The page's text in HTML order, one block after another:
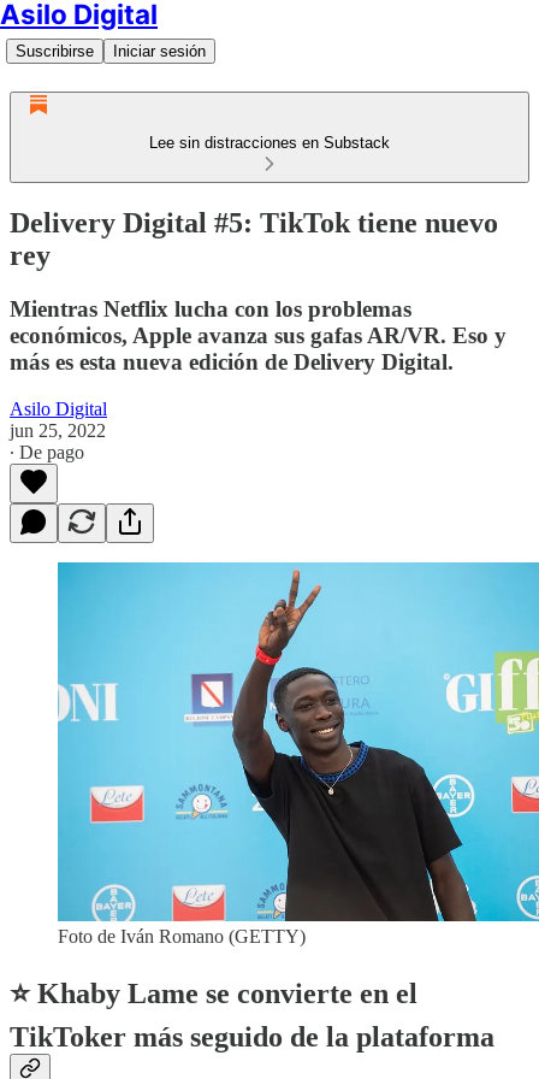
Asilo Digital
Suscribirse Iniciar sesión
Lee sin distracciones en Substack
Delivery Digital #5: TikTok tiene nuevo
rey
Mientras Netflix lucha con los problemas
económicos, Apple avanza sus gafas AR/VR. Eso y
más es esta nueva edición de Delivery Digital.
Asilo Digital
jun 25, 2022
∙ De pago
Foto de Iván Romano (GETTY)
⭐️ Khaby Lame se convierte en el
TikToker más seguido de la plataforma